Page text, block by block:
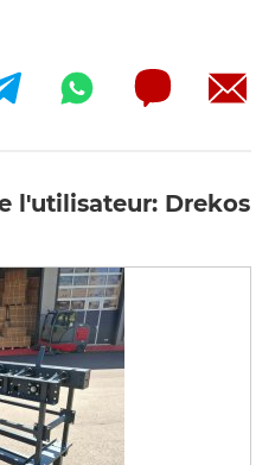
l'utilisateur: Drekos